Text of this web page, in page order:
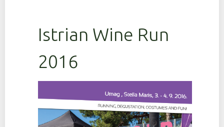
Istrian Wine Run
2016